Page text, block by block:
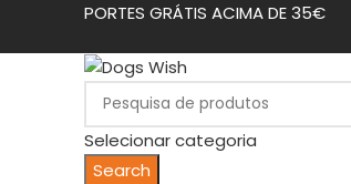
PORTES GRÁTIS ACIMA DE 35€
Selecionar categoria
Search